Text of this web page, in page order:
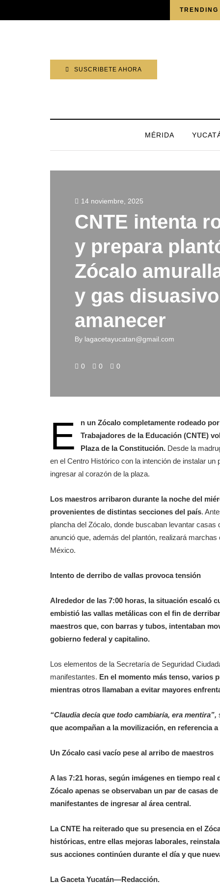
TRENDING
SUSCRIBETE AHORA
MÉRIDA
14 noviembre, 2025
CNTE intenta
y prepara
Zócalo
y gas
amanecer
By lagacetayucatan@gmail.com
0 0 0
E
n un Zócalo completamente rodeado
Trabajadores de la Educación (CNTE)
Plaza de la Constitución. Desde la
en el Centro Histórico con la intención de instalar
ingresar al corazón de la plaza.
Los maestros arribaron durante la noche del
provenientes de distintas secciones del país.
plancha del Zócalo, donde buscaban levantar
anunció que, además del plantón, realizará
México.
Intento de derribo de vallas provoca tensión
Alrededor de las 7:00 horas, la situación escaló
embistió las vallas metálicas con el fin de
maestros que, con barras y tubos, intentaban
gobierno federal y capitalino.
Los elementos de la Secretaría de Seguridad
manifestantes. En el momento más tenso, varios
mientras otros llamaban a evitar mayores
“Claudia decía que todo cambiaría, era mentira”,
que acompañan a la movilización, en referencia
Un Zócalo casi vacío pese al arribo de maestros
A las 7:21 horas, según imágenes en tiempo
Zócalo apenas se observaban un par de casas
manifestantes de ingresar al área central.
La CNTE ha reiterado que su presencia en el
históricas, entre ellas mejoras laborales,
sus acciones continúen durante el día y que
La Gaceta Yucatán—Redacción.